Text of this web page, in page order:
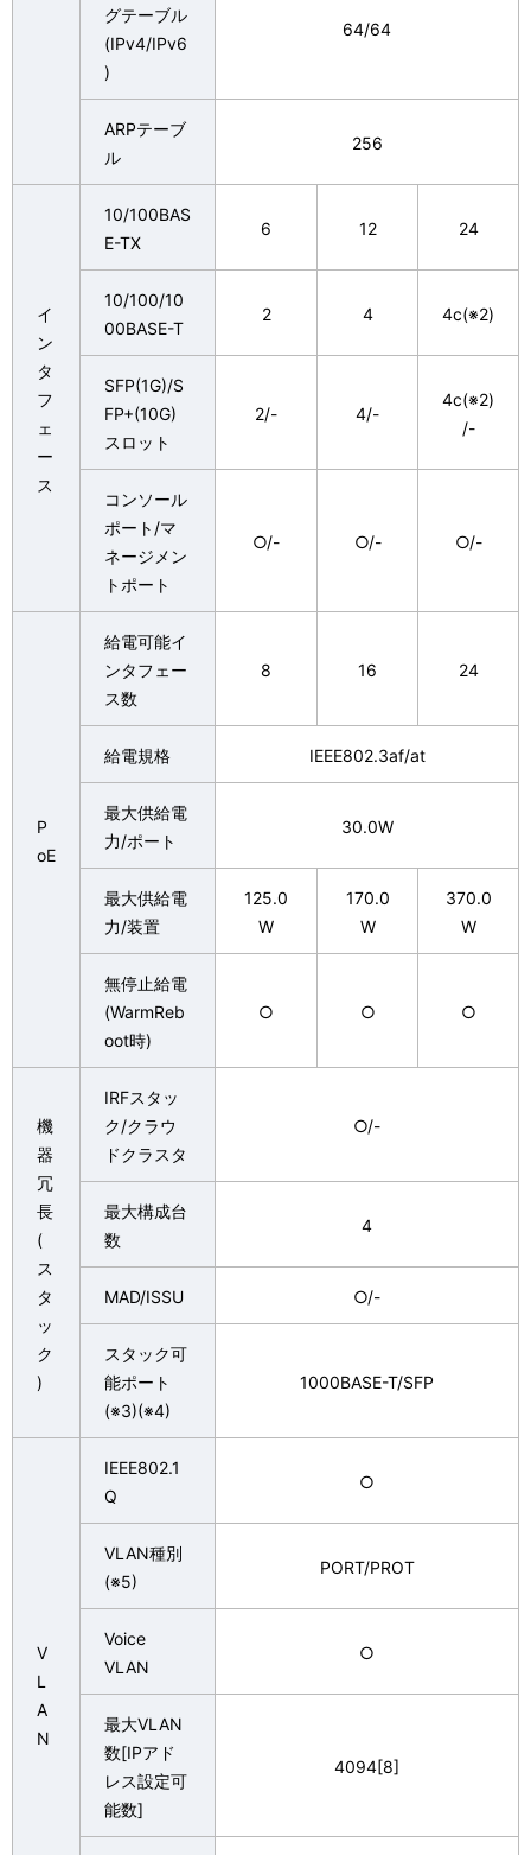
グテーブル
(IPv4/IPv6
)
64/64
ARPテーブ
ル
256
イ
ン
タ
フ
ェ
ー
ス
10/100BAS
E-TX
6 12 24
10/100/10
00BASE-T
2 4 4c(※2)
SFP(1G)/S
FP+(10G)
スロット
2/- 4/-
4c(※2)
/-
コンソール
ポート/マ
ネージメン
トポート
○/- ○/- ○/-
P
oE
給電可能イ
ンタフェー
ス数
8 16 24
給電規格 IEEE802.3af/at
最大供給電
力/ポート
30.0W
最大供給電
力/装置
125.0
W
170.0
W
370.0
W
無停止給電
(WarmReb
oot時)
○ ○ ○
機
器
冗
長
(
ス
タ
ッ
ク
)
IRFスタッ
ク/クラウ
ドクラスタ
○/-
最大構成台
数
4
MAD/ISSU ○/-
スタック可
能ポート
(※3)(※4)
1000BASE-T/SFP
V
L
A
N
IEEE802.1
Q
○
VLAN種別
(※5)
PORT/PROT
Voice
VLAN
○
最大VLAN
数[IPアド
レス設定可
能数]
4094[8]